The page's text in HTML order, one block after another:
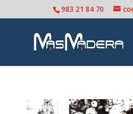
983 21 84 70